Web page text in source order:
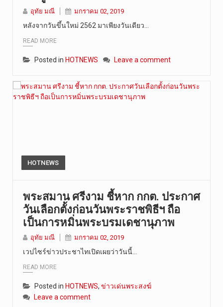
อุทัย มณี มกราคม 02, 2019
หลังจากวันขึ้นใหม่ 2562 มาเพียงวันเดียว…
READ MORE
Posted in HOTNEWS Leave a comment
HOTNEWS
พระสมาน ศรีงาม ชี้หาก กกต. ประกาศ
วันเลือกตั้งก่อนวันพระราชพิธีฯ ถือ
เป็นการหมิ่นพระบรมเดชานุภาพ
อุทัย มณี มกราคม 02, 2019
เวปไซร์ข่าวประชาไทเปิดเผยว่าวันนี้…
READ MORE
Posted in HOTNEWS, ข่าวเด่นพระสงฆ์
Leave a comment